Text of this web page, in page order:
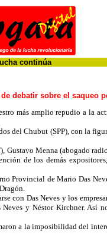
continúa
debatir sobre el saqueo
más amplio repudio a la
del Chubut (SPP), con la
Menna (abogado
de los demás
Provincial de Mario Das
Das Neves y los
y Néstor Kirchner. Así
a la imposibilidad del